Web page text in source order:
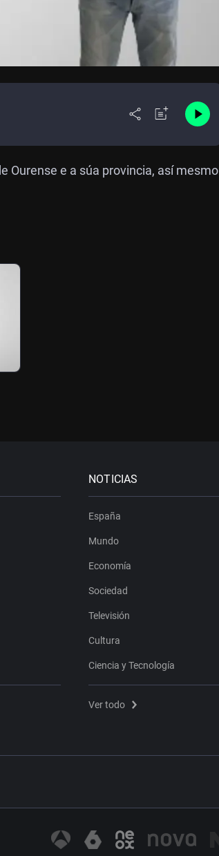
Ourense e a súa provincia, así mesmo
NOTICIAS
España
Mundo
Economía
Sociedad
Televisión
Cultura
Ciencia y Tecnología
Ver todo